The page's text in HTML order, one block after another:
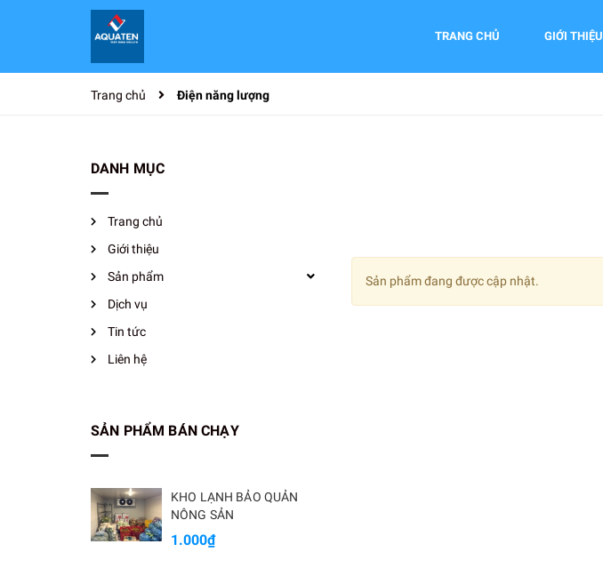
TRANG CHỦ GIỚI THIỆU
Trang chủ Điện năng lượng
Sản phẩm đang được cập nhật.
DANH MỤC
Trang chủ
Giới thiệu
Sản phẩm
Dịch vụ
Tin tức
Liên hệ
SẢN PHẨM BÁN CHẠY
KHO LẠNH BẢO QUẢN
NÔNG SẢN
1.000₫